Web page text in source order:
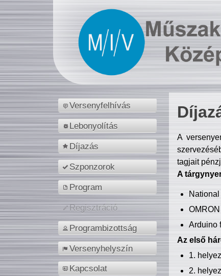
Versenyfelhívás
Lebonyolítás
Díjazás
Szponzorok
Program
Regisztráció
Programbizottság
Versenyhelyszín
Kapcsolat
A
tagjait
A
Arduino
Az első
1.
2.